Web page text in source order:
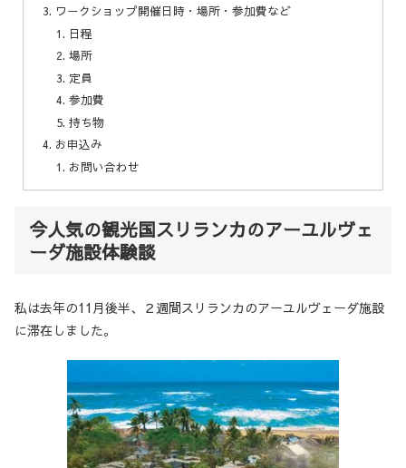
ワークショップ開催日時・場所・参加費など
日程
場所
定員
参加費
持ち物
お申込み
お問い合わせ
今人気の観光国スリランカのアーユルヴェ
ーダ施設体験談
私は去年の11月後半、２週間スリランカのアーユルヴェーダ施設
に滞在しました。